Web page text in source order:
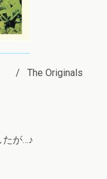
/ The Originals
たが…♪